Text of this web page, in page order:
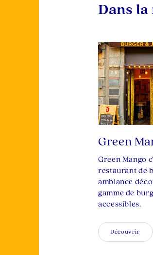
Dans
Green
Green Mango
restaurant de
ambiance
gamme de
accessibles.
Découvrir